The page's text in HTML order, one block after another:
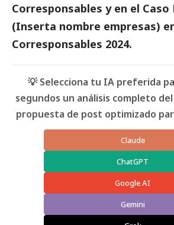
Corresponsables y en el
(Inserta nombre empresas)
Corresponsables 2024.
💡 Selecciona tu IA preferida
segundos un análisis completo
propuesta de post optimizado
Claude
ChatGPT
Google AI
Gemini